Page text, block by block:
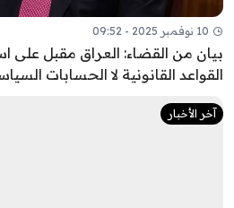
10 نوفمبر 2025 - 09:52
بيان من القضاء: العراق مقبل على
القواعد القانونية لا الحسابات
آخر الأخبار